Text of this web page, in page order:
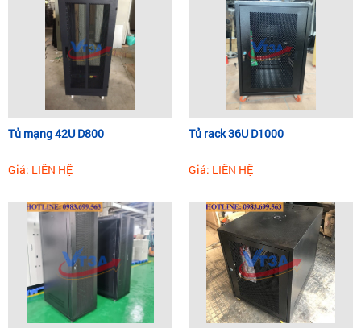
Tủ mạng 42U D800
Giá: LIÊN HỆ
Tủ rack 36U D1000
Giá: LIÊN HỆ